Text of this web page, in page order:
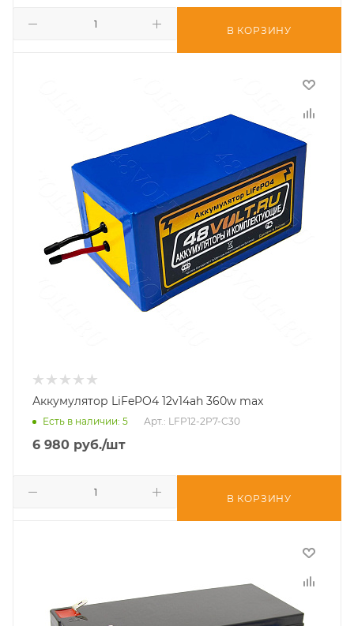
В КОРЗИНУ
Аккумулятор LiFePO4 12v14ah 360w max
Есть в наличии: 5 Арт.: LFP12-2P7-C30
6 980 руб./шт
В КОРЗИНУ